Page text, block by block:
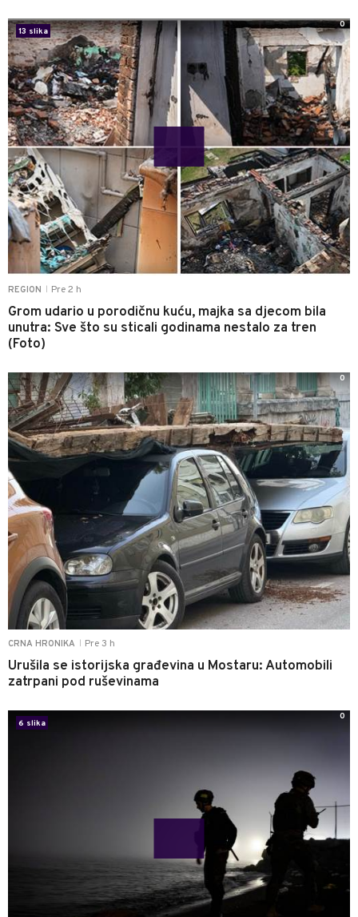
REGION Pre 2 h
Grom udario u porodičnu kuću, majka sa djecom bila
unutra: Sve što su sticali godinama nestalo za tren
(Foto)
13 slika
0
CRNA HRONIKA Pre 3 h
Urušila se istorijska građevina u Mostaru: Automobili
zatrpani pod ruševinama
0
6 slika
0